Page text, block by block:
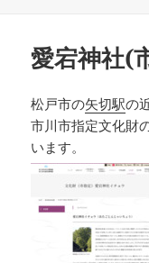
愛宕神社(
松戸市の矢切駅の
市川市指定文化財
います。